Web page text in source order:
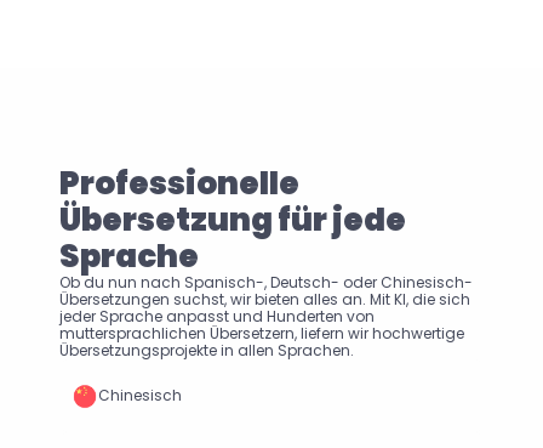
Professionelle
Übersetzung für jede
Sprache
Ob du nun nach Spanisch-, Deutsch- oder Chinesisch-
Übersetzungen suchst, wir bieten alles an. Mit KI, die sich
jeder Sprache anpasst und Hunderten von
muttersprachlichen Übersetzern, liefern wir hochwertige
Übersetzungsprojekte in allen Sprachen.
Chinesisch